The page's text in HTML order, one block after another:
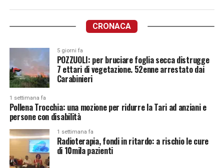
CRONACA
5 giorni fa
POZZUOLI: per bruciare foglia secca distrugge
7 ettari di vegetazione. 52enne arrestato dai
Carabinieri
1 settimana fa
Pollena Trocchia: una mozione per ridurre la Tari ad anziani e
persone con disabilità
1 settimana fa
Radioterapia, fondi in ritardo: a rischio le cure
di 10mila pazienti